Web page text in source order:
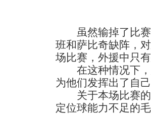
虽然输掉了比赛
班和萨比奇缺阵，
场比赛，外援中只
在这种情况下，
为他们发挥出了自己
关于本场比赛的
定位球能力不足的